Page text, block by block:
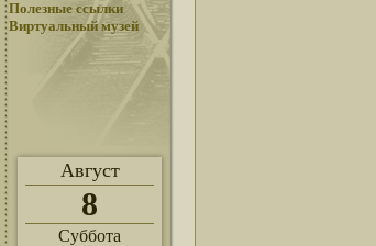
Полезные ссылки
Виртуальный музей
Август
8
Суббота